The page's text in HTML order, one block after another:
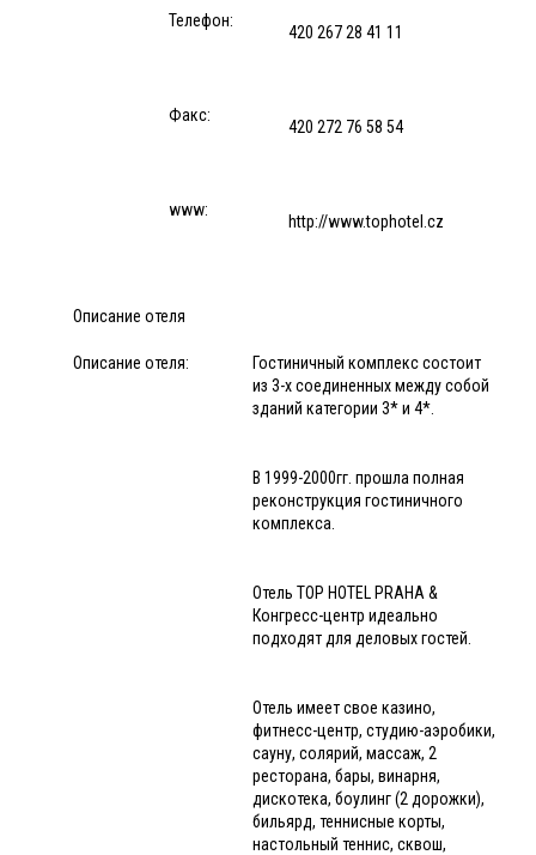
Телефон:
420 267 28 41 11
Факс:
420 272 76 58 54
www:
http://www.tophotel.cz
Описание отеля
Описание отеля:
Гостиничный комплекс состоит
из 3-х соединенных между собой
зданий категории 3* и 4*.
В 1999-2000гг. прошла полная
реконструкция гостиничного
комплекса.
Отель TOP HOTEL PRAHA &
Конгресс-центр идеально
подходят для деловых гостей.
Отель имеет свое казино,
фитнесс-центр, студию-аэробики,
сауну, солярий, массаж, 2
ресторана, бары, винарня,
дискотека, боулинг (2 дорожки),
бильярд, теннисные корты,
настольный теннис, сквош,